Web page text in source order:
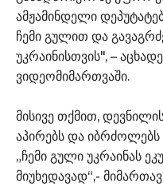
ამჟამინდელი
ჩემი გულით და
უკრაინისთვის", –
ვიდეომიმართვაში.
მისივე თქმით,
აპირებს და იბრძოლებს
„ჩემი გული უკრაინას
მიუხედავად“,-